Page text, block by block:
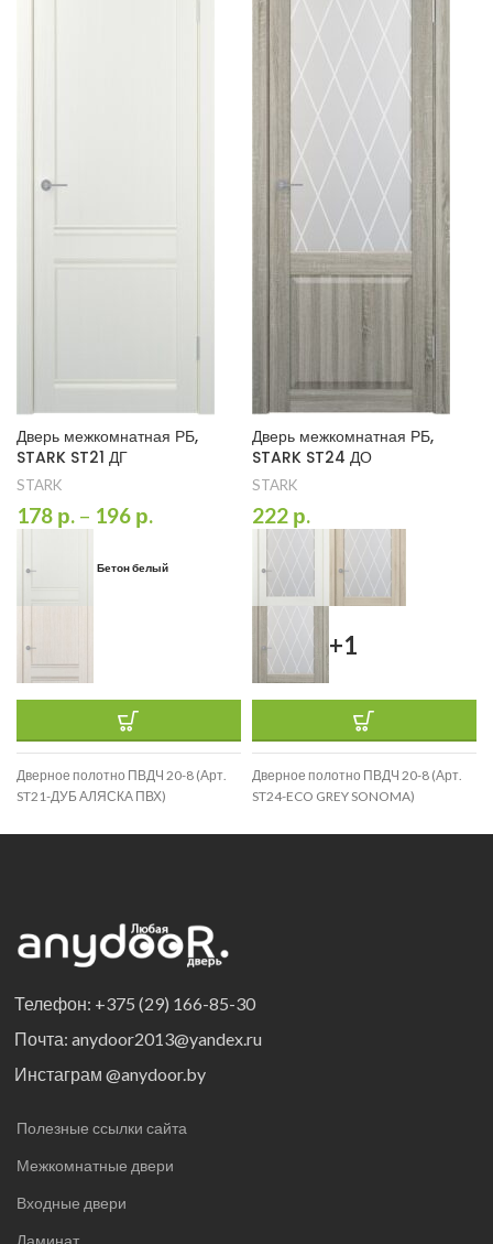
Дверь межкомнатная РБ,
STARK ST21 ДГ
STARK
178 р. – 196 р.
Бетон белый
Дверное полотно ПВДЧ 20-8 (Арт.
ST21-ДУБ АЛЯСКА ПВХ)
Дверь межкомнатная РБ,
STARK ST24 ДО
STARK
222 р.
+1
Дверное полотно ПВДЧ 20-8 (Арт.
ST24-ECO GREY SONOMA)
Телефон: +375 (29) 166-85-30
Почта: anydoor2013@yandex.ru
Инстаграм @anydoor.by
Полезные ссылки сайта
Межкомнатные двери
Входные двери
Ламинат